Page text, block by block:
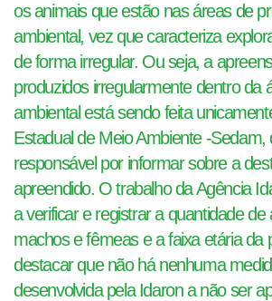
os animais que estão nas áreas de
ambiental, vez que caracteriza
de forma irregular. Ou seja, a
produzidos irregularmente dentro da
ambiental está sendo feita
Estadual de Meio Ambiente -
responsável por informar sobre a
apreendido. O trabalho da Agência
a verificar e registrar a quantidade
machos e fêmeas e a faixa etária da
destacar que não há nenhuma
desenvolvida pela Idaron a não ser